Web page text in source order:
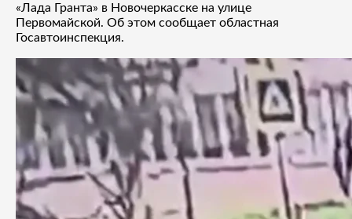
«Лада Гранта» в Новочеркасске на улице
Первомайской. Об этом сообщает областная
Госавтоинспекция.